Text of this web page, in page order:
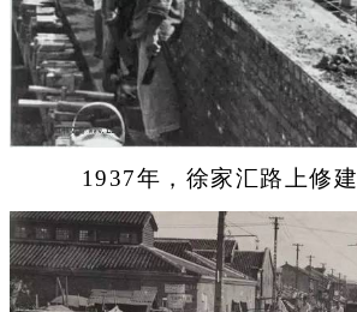
1937年，徐家汇路上修建